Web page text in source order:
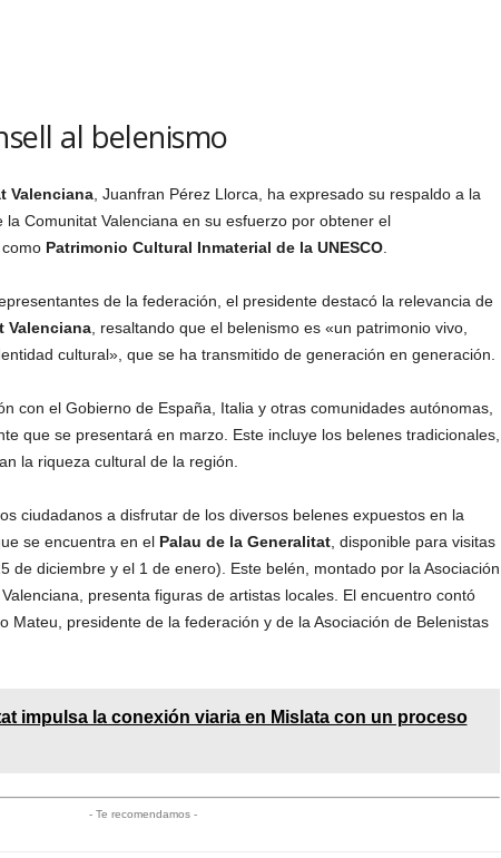
al belenismo
Valenciana, Juanfran Pérez Llorca, ha expresado su respaldo a la
Comunitat Valenciana en su esfuerzo por obtener el
Patrimonio Cultural Inmaterial de la UNESCO.
de la federación, el presidente destacó la relevancia de
Valenciana, resaltando que el belenismo es «un patrimonio vivo,
cultural», que se ha transmitido de generación en generación.
con el Gobierno de España, Italia y otras comunidades autónomas,
que se presentará en marzo. Este incluye los belenes tradicionales,
la riqueza cultural de la región.
ciudadanos a disfrutar de los diversos belenes expuestos en la
se encuentra en el Palau de la Generalitat, disponible para visitas
de diciembre y el 1 de enero). Este belén, montado por la Asociación
presenta figuras de artistas locales. El encuentro contó
Mateu, presidente de la federación y de la Asociación de Belenistas
impulsa la conexión viaria en Mislata con un proceso
- Te recomendamos -